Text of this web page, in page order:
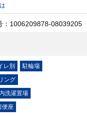
：1006209878-08039205
レ別
駐輪場
ング
洗濯置場
便座